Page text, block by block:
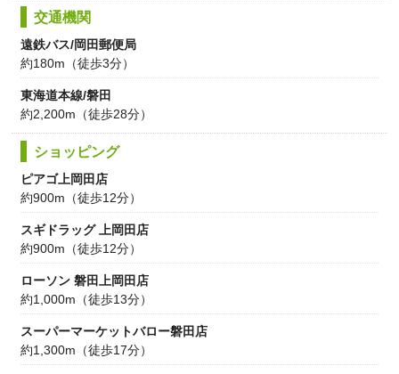
交通機関
遠鉄バス/岡田郵便局
約180m（徒歩3分）
東海道本線/磐田
約2,200m（徒歩28分）
ショッピング
ピアゴ上岡田店
約900m（徒歩12分）
スギドラッグ 上岡田店
約900m（徒歩12分）
ローソン 磐田上岡田店
約1,000m（徒歩13分）
スーパーマーケットバロー磐田店
約1,300m（徒歩17分）